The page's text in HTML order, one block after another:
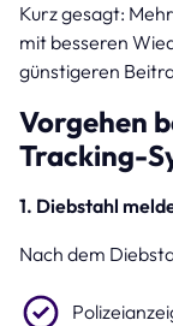
Kurz gesagt:
mit besseren
günstigeren
Vorgehen
Tracking-
1. Diebstahl
Nach dem